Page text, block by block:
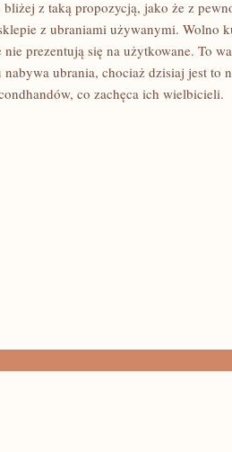
z taką propozycją, jako że z
z ubraniami używanymi. Wolno
prezentują się na użytkowane. To
ubrania, chociaż dzisiaj jest to
co zachęca ich wielbicieli.